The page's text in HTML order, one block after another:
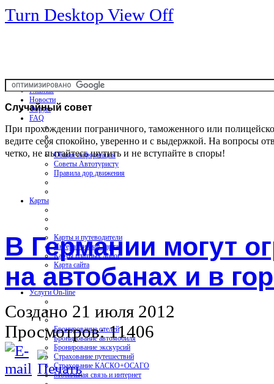
Turn Desktop View Off
Главная
Новости
Форум
FAQ
Общая информация
Советы Автотуристу
Правила дор.движения
Карты
Карты и путеводители
Интерактивная карта
Карты платных дорог
Карта сайта
Услуги On-line
Бронирование отелей
Бронирование автомобиля
Бронирование экскурсий
Страхование путешествий
Страхование КАСКО+ОСАГО
Мобильная связь и интернет
Случайный совет
При прохождении пограничного, таможенного или
ведите себя спокойно, уверенно и с выдержкой. На вопросы
четко, не пытайтесь шутить и не вступайте в споры!
В Германии могут
на автобанах и в
Создано 21 июля 2012
Просмотров: 11406